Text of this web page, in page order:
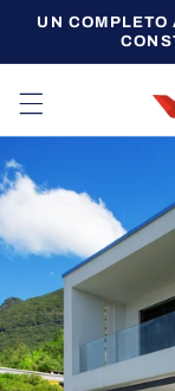
directamente
al contenido
UN